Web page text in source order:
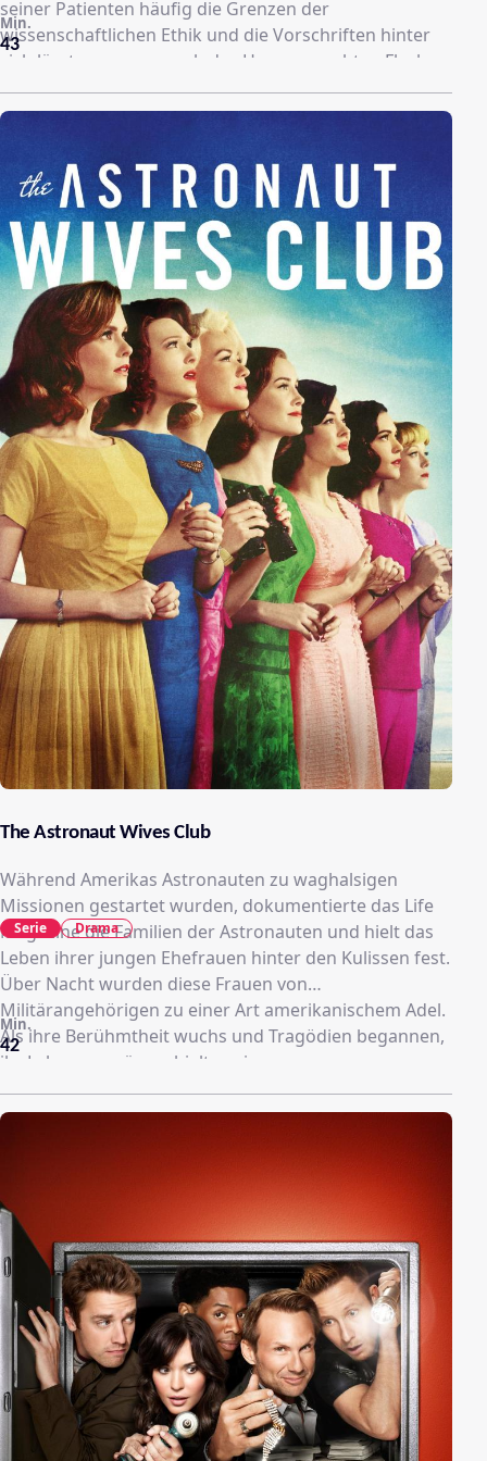
seiner Patienten häufig die Grenzen der
wissenschaftlichen Ethik und die Vorschriften hinter
sich lässt – wenn er auch das Herz am rechten Fleck
hat.
43
Min.
The Astronaut Wives Club
Während Amerikas Astronauten zu waghalsigen
Missionen gestartet wurden, dokumentierte das Life
Magazine die Familien der Astronauten und hielt das
Leben ihrer jungen Ehefrauen hinter den Kulissen fest.
Über Nacht wurden diese Frauen von
Militärangehörigen zu einer Art amerikanischem Adel.
Als ihre Berühmtheit wuchs und Tragödien begannen,
ihr Leben zu prägen, hielten sie zusammen.
42
Min.
Serie Drama